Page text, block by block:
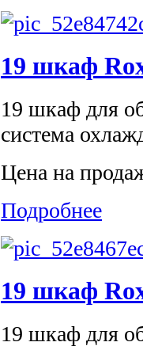
19 шкаф
19 шкаф для
система
Цена на
Подробнее
19 шкаф
19 шкаф для